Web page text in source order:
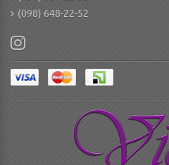
(098) 648-22-52